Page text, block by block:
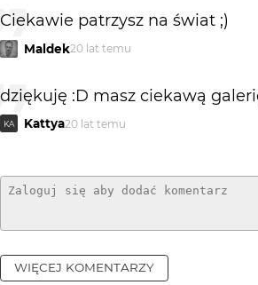
Ciekawie patrzysz na świat ;)
Maldek20 lat temu
dziękuję :D masz ciekawą
KA Kattya20 lat temu
WIĘCEJ KOMENTARZY